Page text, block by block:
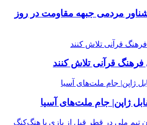
۳ هزار شناور مردمی جبهه مقاومت در روز
فرهنگ قرآنی تلاش کنند
ژاپن| جام ملت‌های آسیا